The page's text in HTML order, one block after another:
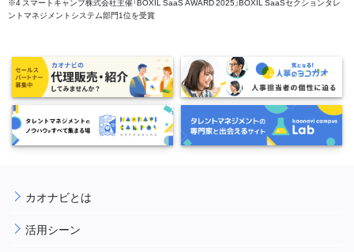
ントマネジメントシステム部門1位を受賞
カオナビとは
活用シーン